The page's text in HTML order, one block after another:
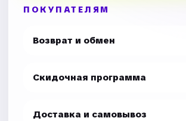
ПОКУПАТЕЛЯМ
Возврат и обмен
Скидочная программа
Доставка и самовывоз